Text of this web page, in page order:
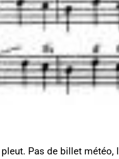
Pas de billet